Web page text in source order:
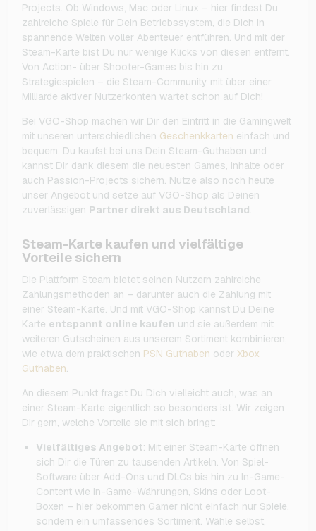
Projects. Ob Windows, Mac oder Linux – hier findest Du
zahlreiche Spiele für Dein Betriebssystem, die Dich in
spannende Welten voller Abenteuer entführen. Und mit der
Steam-Karte bist Du nur wenige Klicks von diesen entfernt.
Von Action- über Shooter-Games bis hin zu
Strategiespielen – die Steam-Community mit über einer
Milliarde aktiver Nutzerkonten wartet schon auf Dich!
Bei VGO-Shop machen wir Dir den Eintritt in die Gamingwelt
mit unseren unterschiedlichen Geschenkkarten einfach und
bequem. Du kaufst bei uns Dein Steam-Guthaben und
kannst Dir dank diesem die neuesten Games, Inhalte oder
auch Passion-Projects sichern. Nutze also noch heute
unser Angebot und setze auf VGO-Shop als Deinen
zuverlässigen Partner direkt aus Deutschland.
Steam-Karte kaufen und vielfältige
Vorteile sichern
Die Plattform Steam bietet seinen Nutzern zahlreiche
Zahlungsmethoden an – darunter auch die Zahlung mit
einer Steam-Karte. Und mit VGO-Shop kannst Du Deine
Karte entspannt online kaufen und sie außerdem mit
weiteren Gutscheinen aus unserem Sortiment kombinieren,
wie etwa dem praktischen PSN Guthaben oder Xbox
Guthaben.
An diesem Punkt fragst Du Dich vielleicht auch, was an
einer Steam-Karte eigentlich so besonders ist. Wir zeigen
Dir gern, welche Vorteile sie mit sich bringt:
Vielfältiges Angebot: Mit einer Steam-Karte öffnen
sich Dir die Türen zu tausenden Artikeln. Von Spiel-
Software über Add-Ons und DLCs bis hin zu In-Game-
Content wie In-Game-Währungen, Skins oder Loot-
Boxen – hier bekommen Gamer nicht einfach nur Spiele,
sondern ein umfassendes Sortiment. Wähle selbst,